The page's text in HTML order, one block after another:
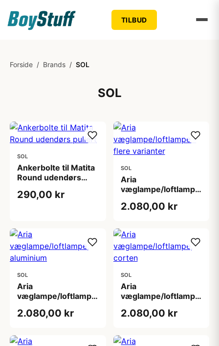
TILBUD
Forside / Brands / SOL
SOL
SOL
Ankerbolte til Matita
Round udendørs
290,00 kr
SOL
Aria
væglampe/loftlampe
2.080,00 kr
SOL
Aria
væglampe/loftlampe,
2.080,00 kr
SOL
Aria
væglampe/loftlampe,
2.080,00 kr